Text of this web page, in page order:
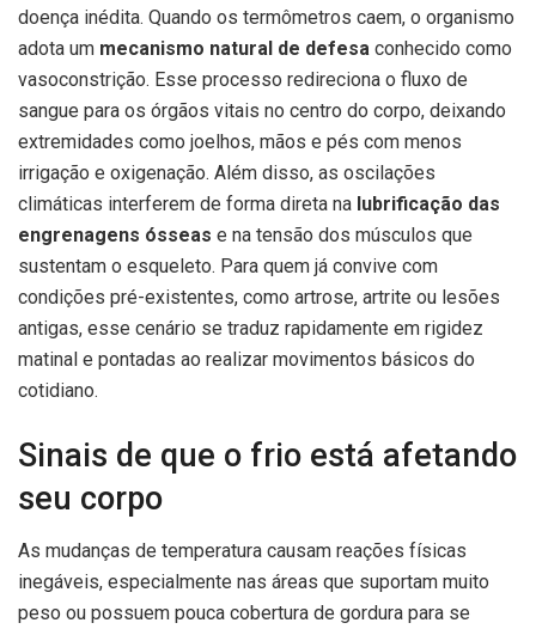
doença inédita. Quando os termômetros caem, o organismo
adota um mecanismo natural de defesa conhecido como
vasoconstrição. Esse processo redireciona o fluxo de
sangue para os órgãos vitais no centro do corpo, deixando
extremidades como joelhos, mãos e pés com menos
irrigação e oxigenação. Além disso, as oscilações
climáticas interferem de forma direta na lubrificação das
engrenagens ósseas e na tensão dos músculos que
sustentam o esqueleto. Para quem já convive com
condições pré-existentes, como artrose, artrite ou lesões
antigas, esse cenário se traduz rapidamente em rigidez
matinal e pontadas ao realizar movimentos básicos do
cotidiano.
Sinais de que o frio está afetando
seu corpo
As mudanças de temperatura causam reações físicas
inegáveis, especialmente nas áreas que suportam muito
peso ou possuem pouca cobertura de gordura para se